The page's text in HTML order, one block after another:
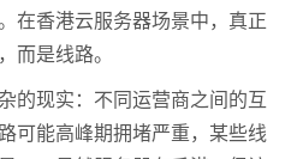
在香港云服务器场景中，真正
而是线路。
现实：不同运营商之间的互
可能高峰期拥堵严重，某些线